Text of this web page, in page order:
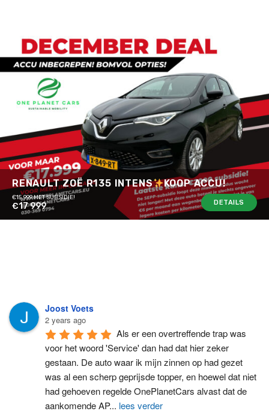
RENAULT ZOË R135 INTENS KOOP ACCU!
€15.999 MET SUBSIDIE!
€17 999 DETAILS
Joost Voets
2 years ago
Als er een overtreffende trap was
voor het woord 'Service' dan had dat hier zeker
gestaan. De auto waar ik mijn zinnen op had gezet
was al een scherp geprijsde topper, en hoewel dat niet
had gehoeven regelde OnePlanetCars alvast dat de
aankomende AP... lees verder